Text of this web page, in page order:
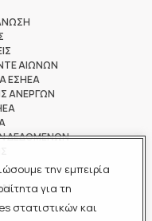
την εμπειρία
για τη
στατιστικών και
ΑΙΩΝΩΝ
ΕΣΗΕΑ
ΑΝΕΡΓΩΝ
ΔΕΔΟΜΕΝΩΝ